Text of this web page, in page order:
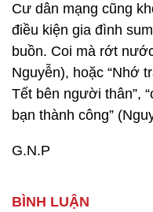
Cư dân mạng cũng
điều kiện gia đình
buồn. Coi mà rớt
Nguyễn), hoặc “Nhớ
Tết bên người thân”,
bạn thành công”
G.N.P